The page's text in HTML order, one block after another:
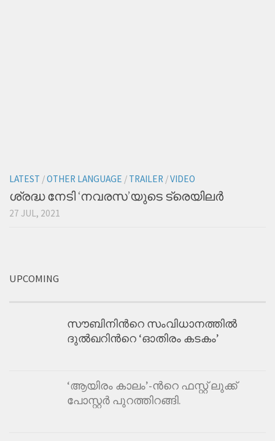
LATEST /OTHER LANGUAGE / TRAILER /VIDEO
ശ്രദ്ധ നേടി ‘നവരസ’യുടെ ട്രെയിലര്‍
27 JUL, 2021
UPCOMING
സൗബിനിന്‍റെ സംവിധാനത്തില്‍
ദുല്‍ഖറിന്‍റെ ‘ഓതിരം കടകം’
‘ആയിരം കാലം’-ന്‍റെ ഫസ്റ്റ് ലുക്ക്
പോസ്റ്റർ പുറത്തിറങ്ങി.